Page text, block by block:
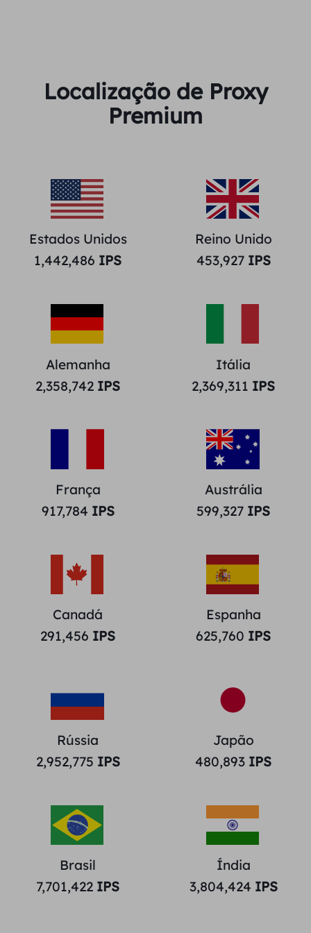
Localização de Proxy
Premium
Estados Unidos
1,442,486 IPS
Reino Unido
453,927IPS
Alemanha
2,358,742 IPS
Itália
2,369,311 IPS
França
917,784 IPS
Austrália
599,327 IPS
Canadá
291,456 IPS
Espanha
625,760 IPS
Rússia
2,952,775 IPS
Japão
480,893 IPS
Brasil
7,701,422 IPS
Índia
3,804,424 IPS